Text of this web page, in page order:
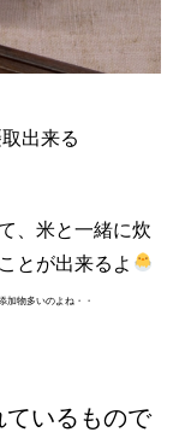
出来る
、米と一緒に炊
とが出来るよ
加物多いのよね・・
いるもので